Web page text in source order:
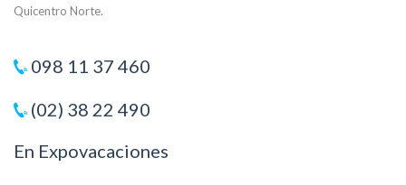
Quicentro Norte.
098 11 37 460
(02) 38 22 490
En Expovacaciones